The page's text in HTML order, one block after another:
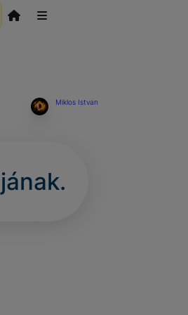
Miklos Istvan